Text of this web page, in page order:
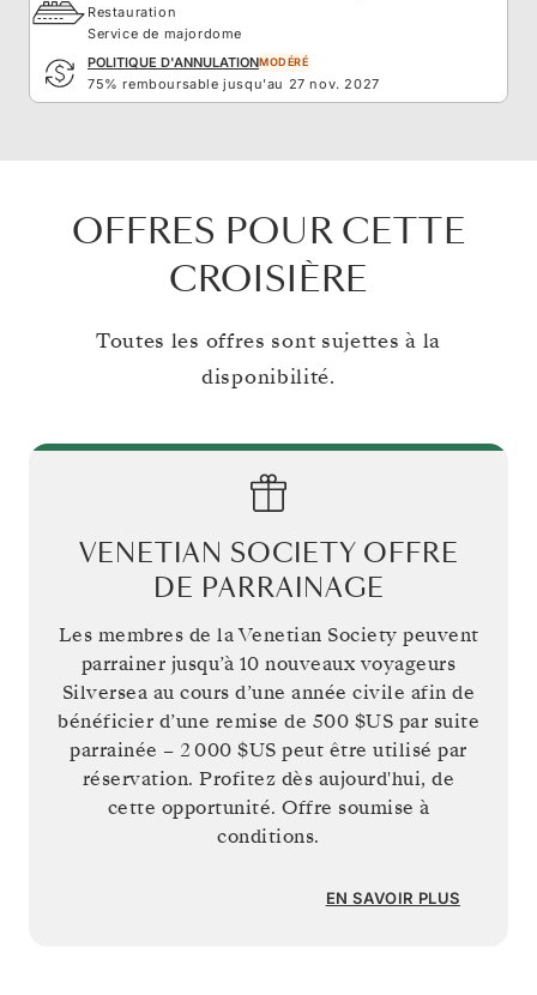
Restauration
Service de majordome
POLITIQUE D'ANNULATIONMODÉRÉ
75% remboursable jusqu'au 27 nov. 2027
OFFRES POUR CETTE
CROISIÈRE
Toutes les offres sont sujettes à la
disponibilité.
VENETIAN SOCIETY OFFRE
DE PARRAINAGE
Les membres de la Venetian Society peuvent
parrainer jusqu’à 10 nouveaux voyageurs
Silversea au cours d’une année civile afin de
bénéficier d’une remise de 500 $US par suite
parrainée – 2 000 $US peut être utilisé par
réservation. Profitez dès aujourd'hui, de
cette opportunité. Offre soumise à
conditions.
EN SAVOIR PLUS